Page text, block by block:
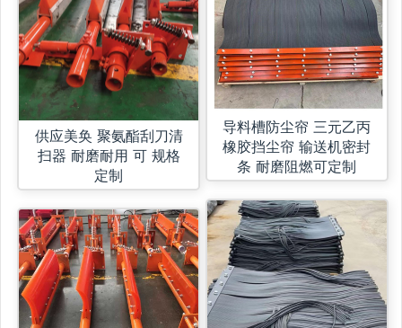
供应美奂 聚氨酯刮刀清
扫器 耐磨耐用 可 规格
定制
导料槽防尘帘 三元乙丙
橡胶挡尘帘 输送机密封
条 耐磨阻燃可定制